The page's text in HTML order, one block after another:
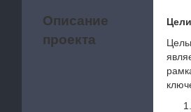
Описание
проекта